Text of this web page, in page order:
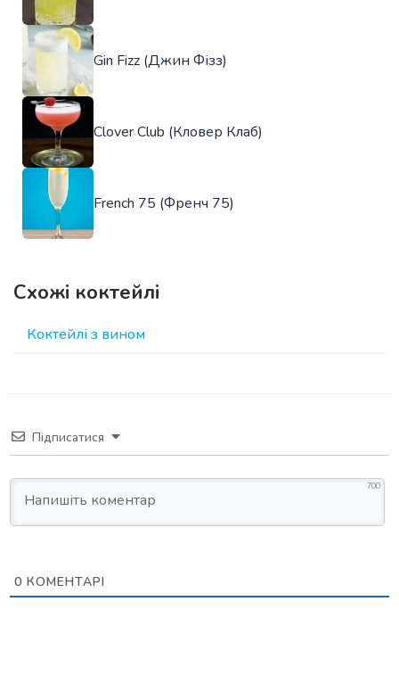
Gin Fizz (Джин Фізз)
Clover Club (Кловер Клаб)
French 75 (Френч 75)
Схожі коктейлі
Коктейлі з вином
Підписатися
700
0 КОМЕНТАРІ